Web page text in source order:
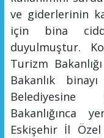
ve giderlerinin
için bina
duyulmuştur.
Turizm
Bakanlık
Bakanlığınca
Eskişehir İl Özel